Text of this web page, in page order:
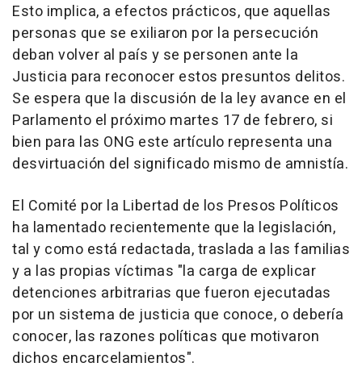
Esto implica, a efectos prácticos, que aquellas
personas que se exiliaron por la persecución
deban volver al país y se personen ante la
Justicia para reconocer estos presuntos delitos.
Se espera que la discusión de la ley avance en el
Parlamento el próximo martes 17 de febrero, si
bien para las ONG este artículo representa una
desvirtuación del significado mismo de amnistía.
El Comité por la Libertad de los Presos Políticos
ha lamentado recientemente que la legislación,
tal y como está redactada, traslada a las familias
y a las propias víctimas "la carga de explicar
detenciones arbitrarias que fueron ejecutadas
por un sistema de justicia que conoce, o debería
conocer, las razones políticas que motivaron
dichos encarcelamientos".